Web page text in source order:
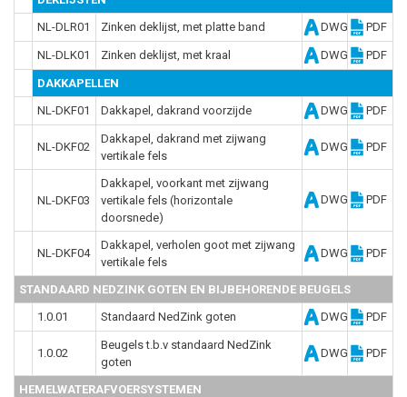
NL-DLR01
Zinken deklijst, met platte band DWG PDF
NL-DLK01 Zinken deklijst, met kraal DWG PDF
DAKKAPELLEN
NL-DKF01
Dakkapel, dakrand voorzijde DWG PDF
NL-DKF02
Dakkapel, dakrand met zijwang
vertikale fels
DWG PDF
NL-DKF03
Dakkapel, voorkant met zijwang
vertikale fels (horizontale
doorsnede)
DWG PDF
NL-DKF04
Dakkapel, verholen goot met zijwang
vertikale fels
DWG PDF
STANDAARD NEDZINK GOTEN EN BIJBEHORENDE BEUGELS
1.0.01
Standaard NedZink goten DWG PDF
1.0.02
Beugels t.b.v standaard NedZink
goten
DWG PDF
HEMELWATERAFVOERSYSTEMEN